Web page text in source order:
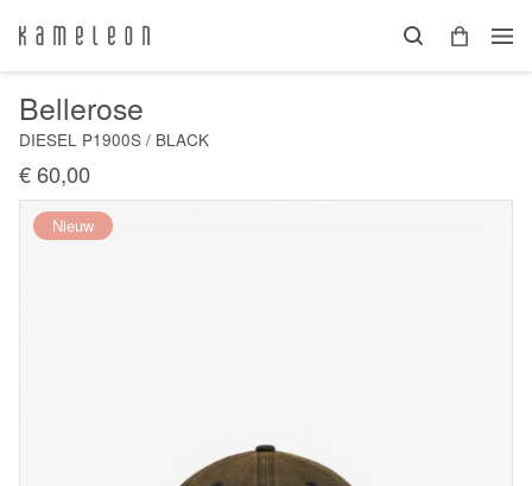
Bellerose
DIESEL P1900S / BLACK
€ 60,00
Nieuw